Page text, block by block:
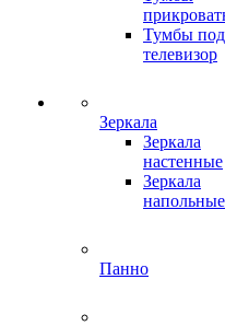
Тумбы под
телевизор
Зеркала
Зеркала
настенные
Зеркала
напольные
Панно